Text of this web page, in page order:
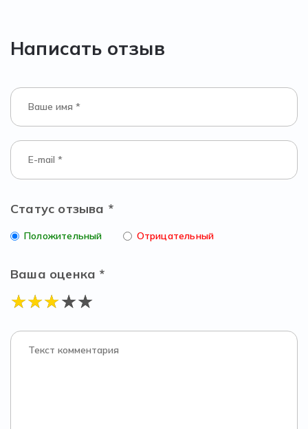
Написать отзыв
Статус отзыва *
Положительный Отрицательный
Ваша оценка *